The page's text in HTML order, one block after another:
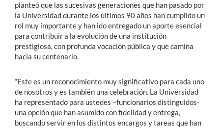
planteó que las sucesivas generaciones que han pasado por
la Universidad durante los últimos 90 años han cumplido un
rol muy importante y han ido entregado un aporte esencial
para contribuir a la evolución de una institución
prestigiosa, con profunda vocación pública y que camina
hacia su centenario.
“Este es un reconocimiento muy significativo para cada uno
de nosotros y es también una celebración. La Universidad
ha representado para ustedes –funcionarios distinguidos-
una opción que han asumido con fidelidad y entrega,
buscando servir en los distintos encargos y tareas que han